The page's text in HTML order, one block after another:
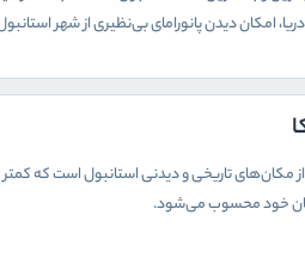
از مکان‌های تاریخی و دیدنی استانبول است که
خود محسوب می‌شود.